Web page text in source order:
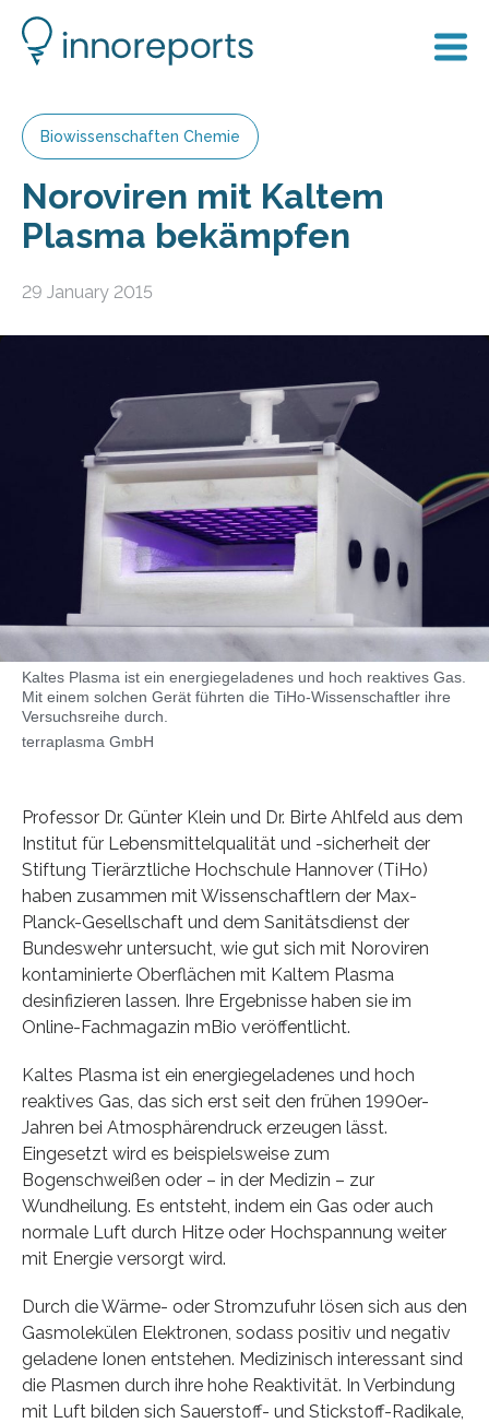
Biowissenschaften Chemie
Noroviren mit Kaltem
Plasma bekämpfen
29 January 2015
Kaltes Plasma ist ein energiegeladenes und hoch reaktives Gas.
Mit einem solchen Gerät führten die TiHo-Wissenschaftler ihre
Versuchsreihe durch.
terraplasma GmbH
Professor Dr. Günter Klein und Dr. Birte Ahlfeld aus dem
Institut für Lebensmittelqualität und -sicherheit der
Stiftung Tierärztliche Hochschule Hannover (TiHo)
haben zusammen mit Wissenschaftlern der Max-
Planck-Gesellschaft und dem Sanitätsdienst der
Bundeswehr untersucht, wie gut sich mit Noroviren
kontaminierte Oberflächen mit Kaltem Plasma
desinfizieren lassen. Ihre Ergebnisse haben sie im
Online-Fachmagazin mBio veröffentlicht.
Kaltes Plasma ist ein energiegeladenes und hoch
reaktives Gas, das sich erst seit den frühen 1990er-
Jahren bei Atmosphärendruck erzeugen lässt.
Eingesetzt wird es beispielsweise zum
Bogenschweißen oder – in der Medizin – zur
Wundheilung. Es entsteht, indem ein Gas oder auch
normale Luft durch Hitze oder Hochspannung weiter
mit Energie versorgt wird.
Durch die Wärme- oder Stromzufuhr lösen sich aus den
Gasmolekülen Elektronen, sodass positiv und negativ
geladene Ionen entstehen. Medizinisch interessant sind
die Plasmen durch ihre hohe Reaktivität. In Verbindung
mit Luft bilden sich Sauerstoff- und Stickstoff-Radikale,